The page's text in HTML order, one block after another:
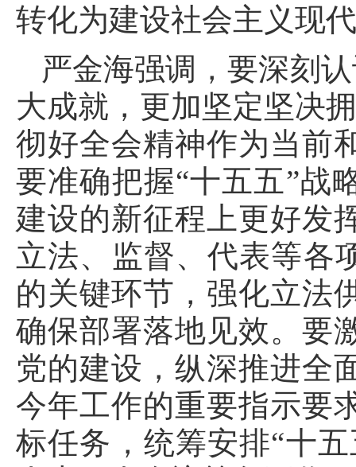
转化为建设社会主义现
严金海强调，要深刻
大成就，更加坚定坚决
彻好全会精神作为当前
要准确把握“十五五”战
建设的新征程上更好发
立法、监督、代表等各
的关键环节，强化立法
确保部署落地见效。要
党的建设，纵深推进全
今年工作的重要指示要
标任务，统筹安排“十